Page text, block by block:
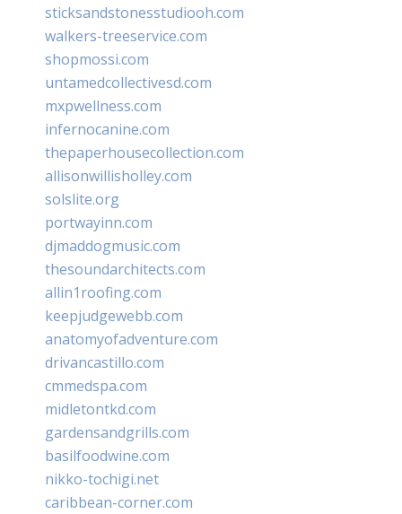
sticksandstonesstudiooh.com
walkers-treeservice.com
shopmossi.com
untamedcollectivesd.com
mxpwellness.com
infernocanine.com
thepaperhousecollection.com
allisonwillisholley.com
solslite.org
portwayinn.com
djmaddogmusic.com
thesoundarchitects.com
allin1roofing.com
keepjudgewebb.com
anatomyofadventure.com
drivancastillo.com
cmmedspa.com
midletontkd.com
gardensandgrills.com
basilfoodwine.com
nikko-tochigi.net
caribbean-corner.com